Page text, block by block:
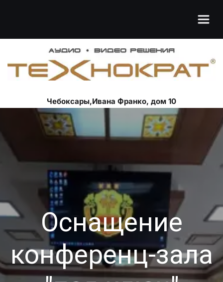
Чебоксары,Ивана Франко, дом 10
Оснащение
конференц-зала